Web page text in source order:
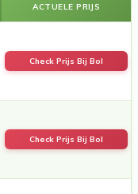
ACTUELE PRIJS
Check Prijs Bij Bol
Check Prijs Bij Bol